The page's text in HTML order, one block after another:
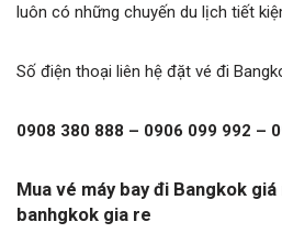
luôn có những chuyến du lịch tiết
Số điện thoại liên hệ đặt vé đi
0908 380 888 – 0906 099 992 –
Mua vé máy bay đi Bangkok
banhgkok gia re